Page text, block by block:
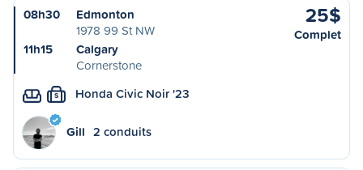
08h30
Edmonton
1978 99 St NW
11h15
Calgary
Cornerstone
25$
Complet
S Honda Civic Noir '23
Gill 2 conduits